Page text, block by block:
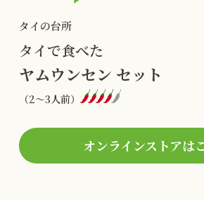
タイの台所
タイで食べた
ヤムウンセン セット
（2〜3人前）
オンラインストアは